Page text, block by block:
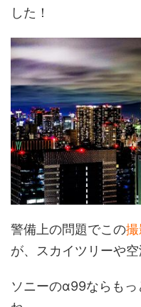
した！
警備上の問題でこの
が、スカイツリーや空
ソニーのα99ならもっ